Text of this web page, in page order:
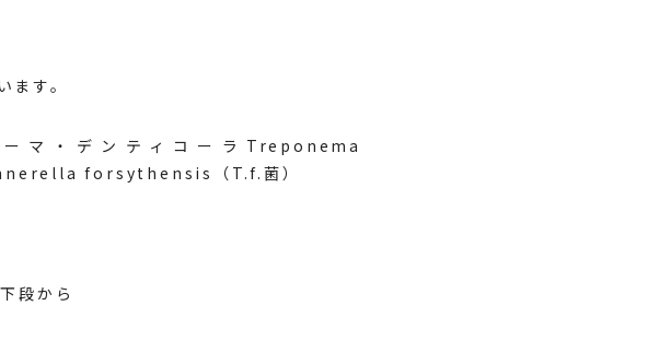
す。
マ・デンティコーラTreponema
forsythensis（T.f.菌）
段から